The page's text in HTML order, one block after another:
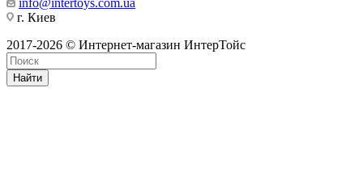
г. Киев
2017-2026 © Интернет-магазин ИнтерТойс
Найти